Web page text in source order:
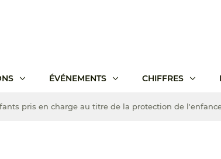
ÉVÉNEMENTS CHIFFRES
pris en charge au titre de la protection de